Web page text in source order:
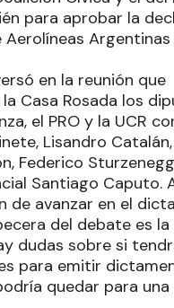
para aprobar la
en la reunión que
Casa Rosada los
el PRO y la UCR
Lisandro
Federico
Santiago Caputo.
de avanzar en el
del debate es la
dudas sobre si
para emitir
quedar para una